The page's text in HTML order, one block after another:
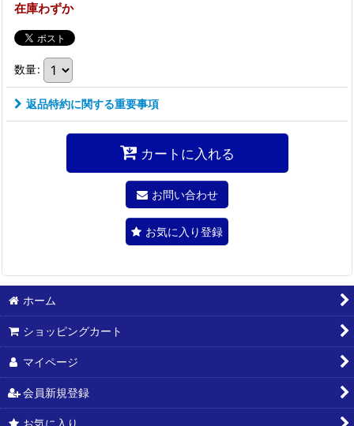
在庫わずか
数量:
返品特約に関する重要事項
カートに入れる
お問い合わせ
お気に入り登録
ホーム
ショッピングカート
マイページ
会員新規登録
お気に入り